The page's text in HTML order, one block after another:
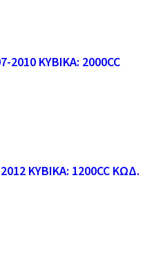
2010 ΚΥΒΙΚΑ: 2000CC
ΚΥΒΙΚΑ: 1200CC ΚΩΔ.